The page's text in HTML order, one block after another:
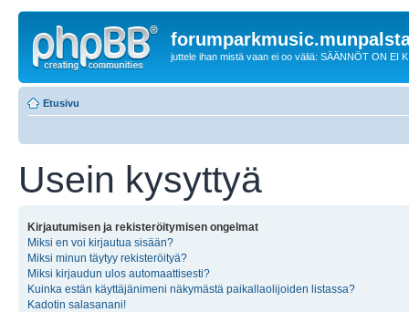
juttele ihan mistä vaan ei oo väliä: SÄÄNNÖT ON EI
Etusivu
Usein kysyttyä
Kirjautumisen ja rekisteröitymisen ongelmat
Miksi en voi kirjautua sisään?
Miksi minun täytyy rekisteröityä?
Miksi kirjaudun ulos automaattisesti?
Kuinka estän käyttäjänimeni näkymästä paikallaolijoiden listassa?
Kadotin salasanani!